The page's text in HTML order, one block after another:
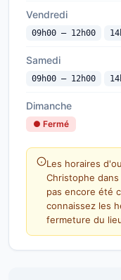
Vendredi
09h00 — 12h00
Samedi
09h00 — 12h00
Dimanche
● Fermé
Les horaires
Christophe
pas encore été
connaissez les
fermeture du